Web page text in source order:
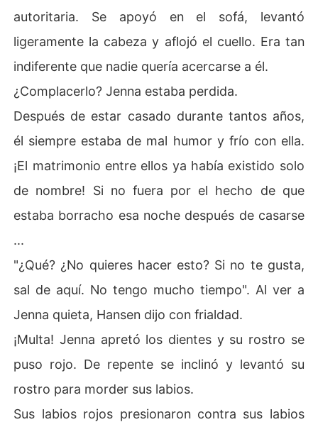
autoritaria. Se apoyó en el sofá, levantó
ligeramente la cabeza y aflojó el cuello. Era tan
indiferente que nadie quería acercarse a él.
¿Complacerlo? Jenna estaba perdida.
Después de estar casado durante tantos años,
él siempre estaba de mal humor y frío con ella.
¡El matrimonio entre ellos ya había existido solo
de nombre! Si no fuera por el hecho de que
estaba borracho esa noche después de casarse
...
"¿Qué? ¿No quieres hacer esto? Si no te gusta,
sal de aquí. No tengo mucho tiempo". Al ver a
Jenna quieta, Hansen dijo con frialdad.
¡Multa! Jenna apretó los dientes y su rostro se
puso rojo. De repente se inclinó y levantó su
rostro para morder sus labios.
Sus labios rojos presionaron contra sus labios